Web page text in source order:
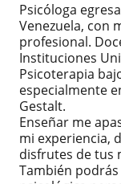
Psicóloga
Venezuela, con
profesional.
Instituciones
Psicoterapia
especialmente
Gestalt.
Enseñar me
mi experiencia,
disfrutes de tus
También